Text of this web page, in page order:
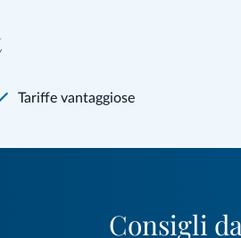
Tariffe vantaggiose
Consigli